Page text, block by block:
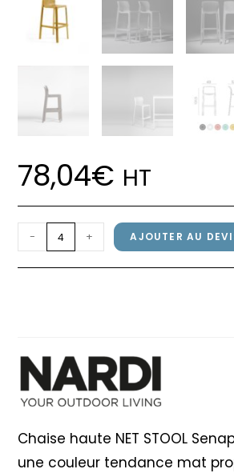
78,04€ HT
quantité
de
Chaise
- + AJOUTER AU
Chaise haute NET STOOL
une couleur tendance mat